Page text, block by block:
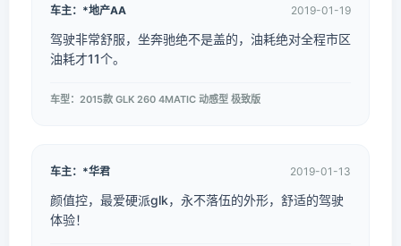
车主：*地产AA 2019-01-19
驾驶非常舒服，坐奔驰绝不是盖的，油耗绝对全程市区
油耗才11个。
车型：2015款 GLK 260 4MATIC 动感型 极致版
车主：*华君 2019-01-13
颜值控，最爱硬派glk，永不落伍的外形，舒适的驾驶
体验！